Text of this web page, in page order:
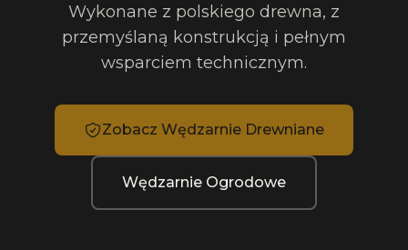
Wykonane z polskiego drewna, z
przemyślaną konstrukcją i pełnym
wsparciem technicznym.
Zobacz Wędzarnie Drewniane
Wędzarnie Ogrodowe